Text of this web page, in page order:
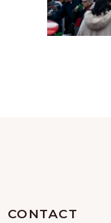
CONTACT